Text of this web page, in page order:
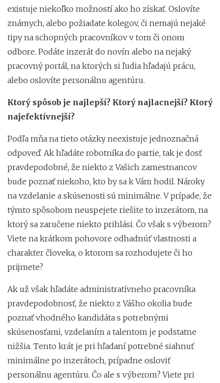
existuje niekoľko možností ako ho získať. Oslovíte
známych, alebo požiadate kolegov, či nemajú nejaké
tipy na schopných pracovníkov v tom či onom
odbore. Podáte inzerát do novín alebo na nejaký
pracovný portál, na ktorých si ľudia hľadajú prácu,
alebo oslovíte personálnu agentúru.
Ktorý spôsob je najlepší? Ktorý najlacnejší? Ktorý
najefektívnejší?
Podľa mňa na tieto otázky neexistuje jednoznačná
odpoveď. Ak hľadáte robotníka do partie, tak je dosť
pravdepodobné, že niekto z Vašich zamestnancov
bude poznať niekoho, kto by sa k Vám hodil. Nároky
na vzdelanie a skúsenosti sú minimálne. V prípade, že
týmto spôsobom neuspejete riešite to inzerátom, na
ktorý sa zaručene niekto prihlási. Čo však s výberom?
Viete na krátkom pohovore odhadnúť vlastnosti a
charakter človeka, o ktorom sa rozhodujete či ho
prijmete?
Ak už však hľadáte administratívneho pracovníka
pravdepodobnosť, že niekto z Vášho okolia bude
poznať vhodného kandidáta s potrebnými
skúsenosťami, vzdelaním a talentom je podstatne
nižšia. Tento krát je pri hľadaní potrebné siahnuť
minimálne po inzerátoch, prípadne osloviť
personálnu agentúru. Čo ale s výberom? Viete pri